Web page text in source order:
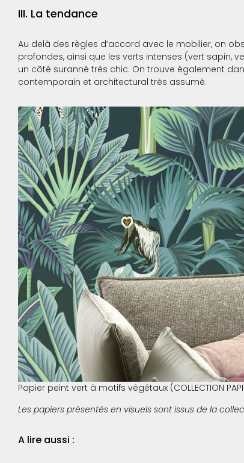
III. La tendance
Au delà des règles d’accord avec le mobilier, on
profondes, ainsi que les verts intenses (vert sapin,
un côté suranné très chic. On trouve également
contemporain et architectural très assumé.
Papier peint vert à motifs végétaux (COLLECTION
Les papiers présentés en visuels sont issus de la
A lire aussi :